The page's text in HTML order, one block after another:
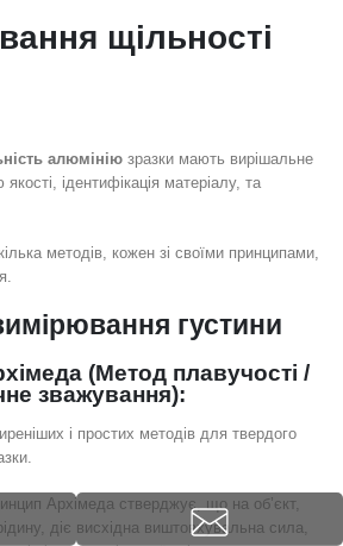
щільності
алюмінію зразки мають вирішальне
ідентифікація матеріалу, та
методів, кожен зі своїми принципами,
густини
(Метод плавучості /
зважування):
і простих методів для твердого
Архімеда стверджує, що на об’єкт,
діє висхідна виштовхувальна сила,